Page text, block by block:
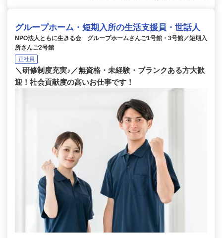
グループホーム・短期入所の生活支援員・世話人
NPO法人ともに生きる会 グループホームさんご1号館・3号館／短期入
所さんご2号館
正社員
＼研修制度充実♪／無資格・未経験・ブランクある方大歓
迎！社会貢献度の高いお仕事です！